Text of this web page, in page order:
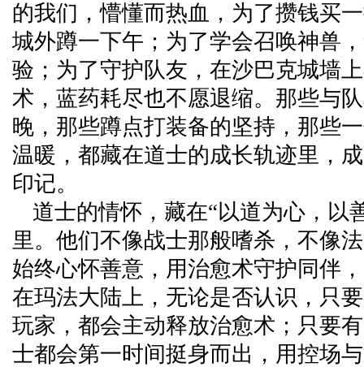
的我们，懵懂而热血，为了攒钱买
城外蹲一下午；为了学会召唤神兽
验；为了守护队友，在沙巴克城墙
术，蓝药耗尽也不愿退缩。那些与
晚，那些蹲点打装备的坚持，那些
温暖，都藏在道士的成长轨迹里，
印记。
道士的情怀，藏在“以道为心，以
里。他们不像战士那般嗜杀，不像
始终心怀善意，用治愈术守护同伴
在玛法大陆上，无论是否认识，只
玩家，都会主动释放治愈术；只要
士都会第一时间挺身而出，用控场